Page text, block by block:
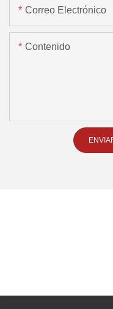
Correo Electrónico
Contenido